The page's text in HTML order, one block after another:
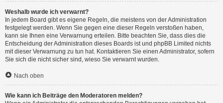
Weshalb wurde ich verwarnt?
In jedem Board gibt es eigene Regeln, die meistens von der Administration
festgelegt werden. Wenn Sie gegen eine dieser Regeln verstoßen haben,
kann sie Ihnen eine Verwarnung erteilen. Bitte beachten Sie, dass dies die
Entscheidung der Administration dieses Boards ist und phpBB Limited nichts
mit dieser Verwarnung zu tun hat. Kontaktieren Sie einen Administrator, sofern
Sie sich die nicht sicher sind, wieso Sie verwarnt wurden.
Nach oben
Wie kann ich Beiträge den Moderatoren melden?